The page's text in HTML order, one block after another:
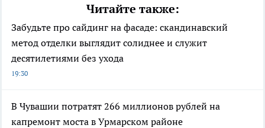
Читайте также:
Забудьте про сайдинг на фасаде: скандинавский
метод отделки выглядит солиднее и служит
десятилетиями без ухода
19:30
В Чувашии потратят 266 миллионов рублей на
капремонт моста в Урмарском районе